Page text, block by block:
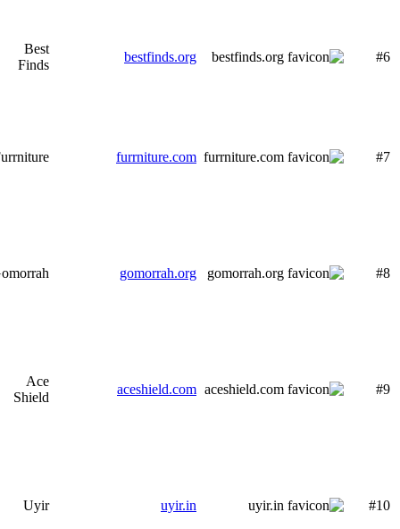
#6
bestfinds.org
Best
Finds
#7
furrniture.com
#8
gomorrah.org
#9
aceshield.com
Ace
Shield
#10
uyir.in
Uyir